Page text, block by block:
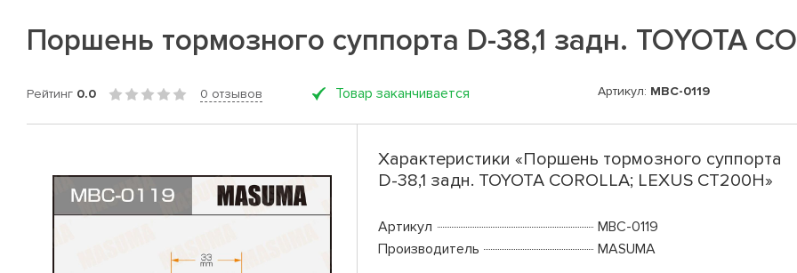
Поршень тормозного суппорта D-38,1 задн. TOYOTA
Рейтинг 0.0 0 отзывов Товар заканчивается Артикул: MBC-0119
Характеристики «Поршень тормозного суппорта
D-38,1 задн. TOYOTA COROLLA; LEXUS CT200H»
Артикул
MBC-0119
Производитель
MASUMA